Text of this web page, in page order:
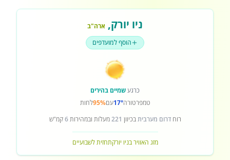
ניו יורק, ארה"ב
הוסף למועדפים
כרגעשמיים בהירים
טמפרטורה17°עם95%לחות
רוחדרום מערביתבכיוון 221מעלות ובמהירות6קמ"ש
מזג האוויר בניו יורקתחזית לשבועיים